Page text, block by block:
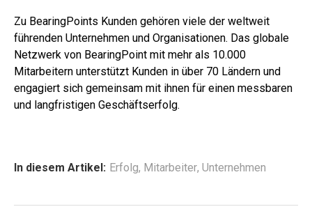
Zu BearingPoints Kunden gehören viele der weltweit
führenden Unternehmen und Organisationen. Das globale
Netzwerk von BearingPoint mit mehr als 10.000
Mitarbeitern unterstützt Kunden in über 70 Ländern und
engagiert sich gemeinsam mit ihnen für einen messbaren
und langfristigen Geschäftserfolg.
In diesem Artikel: Erfolg, Mitarbeiter, Unternehmen